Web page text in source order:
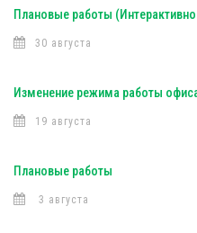
Плановые работы
30 августа
Изменение режима работы
19 августа
Плановые работы
3 августа